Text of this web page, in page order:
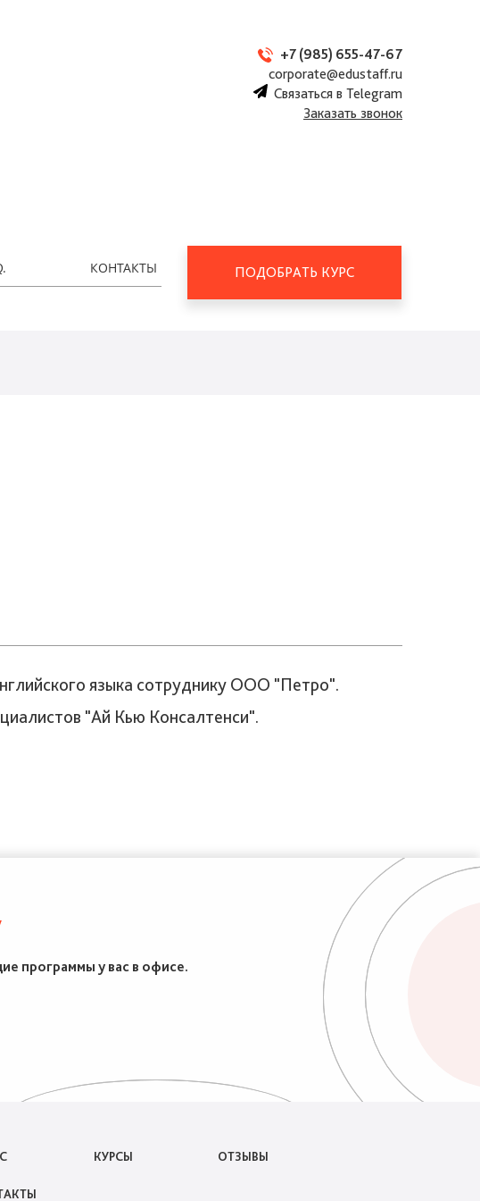
+7 (985) 655-47-67
corporate@edustaff.ru
Связаться в Telegram
Заказать звонок
КОНТАКТЫ ПОДОБРАТЬ КУРС
языка сотруднику ООО "Петро".
"Ай Кью Консалтенси".
программы у вас в офисе.
КУРСЫ ОТЗЫВЫ